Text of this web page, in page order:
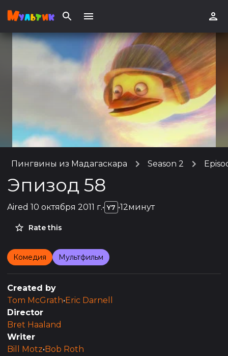
Пингвины из Мадагаскара Season 2
Эпизод 58
Aired 10 октября 2011 г.• Y7 •12минут
Rate this
Комедия Мультфильм
Created by
Tom McGrath• Eric Darnell
Director
Bret Haaland
Writer
Bill Motz• Bob Roth